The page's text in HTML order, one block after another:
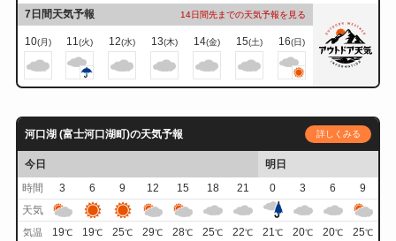
7日間天気予報 14日間先までの天気予報を見る
10(月) 11(火) 12(水) 13(木) 14(金) 15(土) 16(日)
河口湖 (富士河口湖町)の天気予報 詳しくみる
今日
明日
時間
3 6 9 12 15 18 21 0 3 6
9
天気
気温 19℃ 19℃ 25℃ 29℃ 28℃ 25℃ 22℃ 21℃ 20℃ 20℃ 25℃